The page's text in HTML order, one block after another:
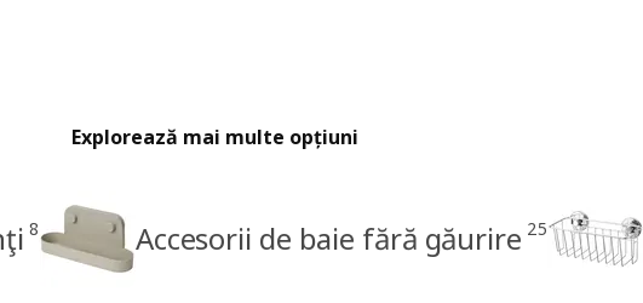
Explorează mai multe opțiuni
8 Accesorii de baie fără găurire 25